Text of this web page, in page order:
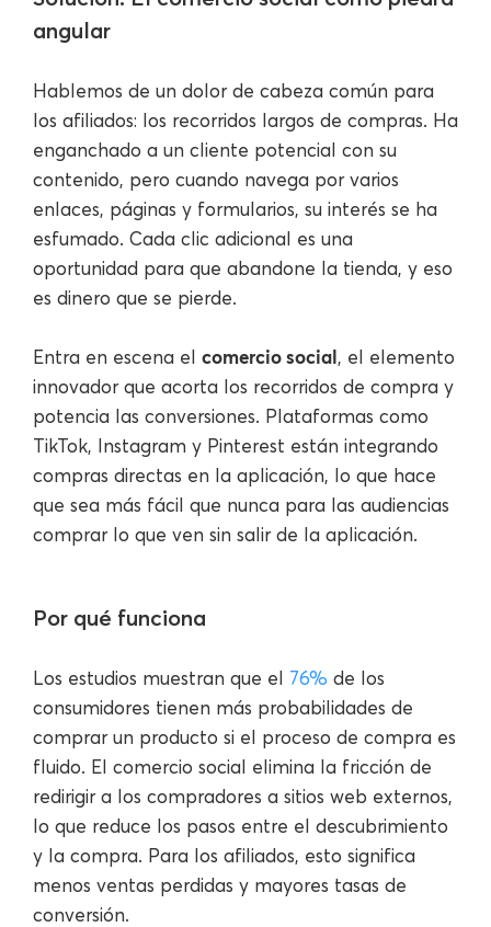
angular
Hablemos de un dolor de cabeza común para
los afiliados: los recorridos largos de compras. Ha
enganchado a un cliente potencial con su
contenido, pero cuando navega por varios
enlaces, páginas y formularios, su interés se ha
esfumado. Cada clic adicional es una
oportunidad para que abandone la tienda, y eso
es dinero que se pierde.
Entra en escena el comercio social, el elemento
innovador que acorta los recorridos de compra y
potencia las conversiones. Plataformas como
TikTok, Instagram y Pinterest están integrando
compras directas en la aplicación, lo que hace
que sea más fácil que nunca para las audiencias
comprar lo que ven sin salir de la aplicación.
Por qué funciona
Los estudios muestran que el 76% de los
consumidores tienen más probabilidades de
comprar un producto si el proceso de compra es
fluido. El comercio social elimina la fricción de
redirigir a los compradores a sitios web externos,
lo que reduce los pasos entre el descubrimiento
y la compra. Para los afiliados, esto significa
menos ventas perdidas y mayores tasas de
conversión.